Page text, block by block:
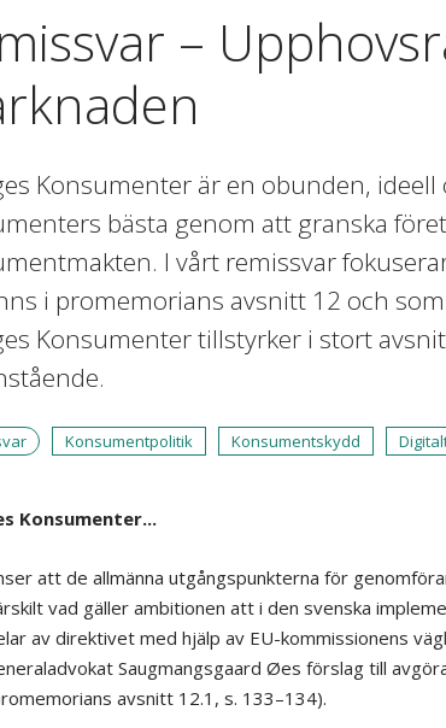
–
Konsumenter är en obunden,
bästa genom att granska
I vårt remissvar
i promemorians avsnitt 12 och
Konsumenter tillstyrker i stort
Konsumentpolitik Konsumentskydd
Konsumenter...
att de allmänna utgångspunkterna för
vad gäller ambitionen att i den svenska
av direktivet med hjälp av EU-kommissionens
Saugmangsgaard Øes förslag till
avsnitt 12.1, s. 133–134).